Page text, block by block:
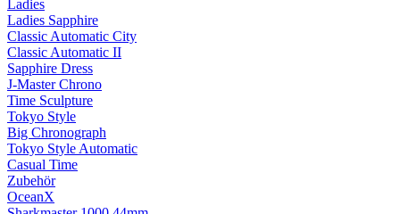
Ladies
Ladies Sapphire
Classic Automatic City
Classic Automatic II
Sapphire Dress
J-Master Chrono
Time Sculpture
Tokyo Style
Big Chronograph
Tokyo Style Automatic
Casual Time
Zubehör
OceanX